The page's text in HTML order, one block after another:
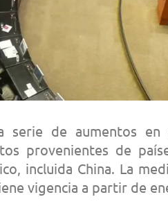
serie de aumentos en
provenientes de
incluida China. La
vigencia a partir de